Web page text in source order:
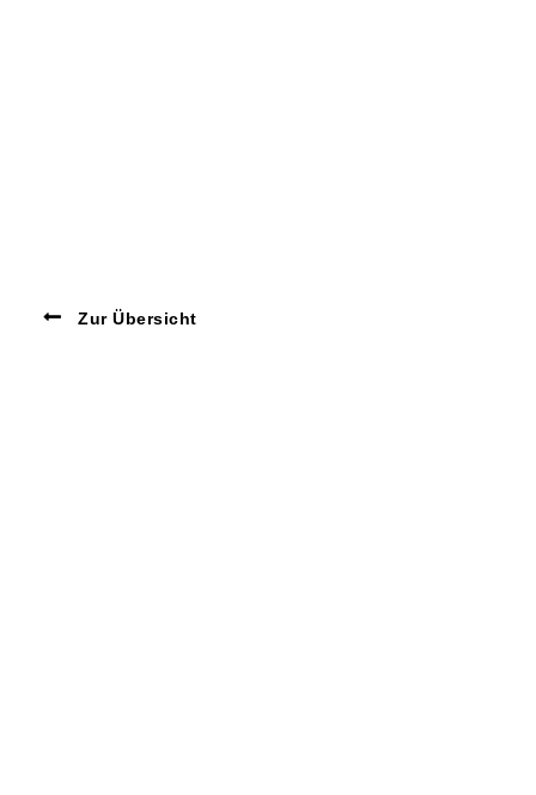
Zur Übersicht